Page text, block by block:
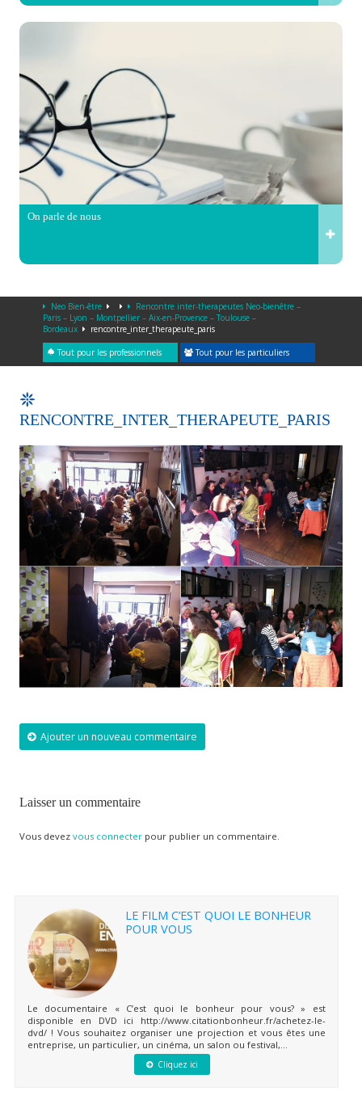
On parle de nous
Neo Bien-être
Rencontre inter-therapeutes Neo-bienêtre –
Paris – Lyon – Montpellier – Aix-en-Provence – Toulouse –
Bordeaux
rencontre_inter_therapeute_paris
Tout pour les professionnels Tout pour les particuliers
RENCONTRE_INTER_THERAPEUTE_PARIS
Ajouter un nouveau commentaire
Laisser un commentaire
Vous devez vous connecterpour publier un commentaire.
LE FILM C’EST QUOI LE BONHEUR
POUR VOUS
Le documentaire « C’est quoi le bonheur pour vous? » est
disponible en DVD ici http://www.citationbonheur.fr/achetez-le-
dvd/ ! Vous souhaitez organiser une projection et vous êtes une
entreprise, un particulier, un cinéma, un salon ou festival,...
Cliquez ici